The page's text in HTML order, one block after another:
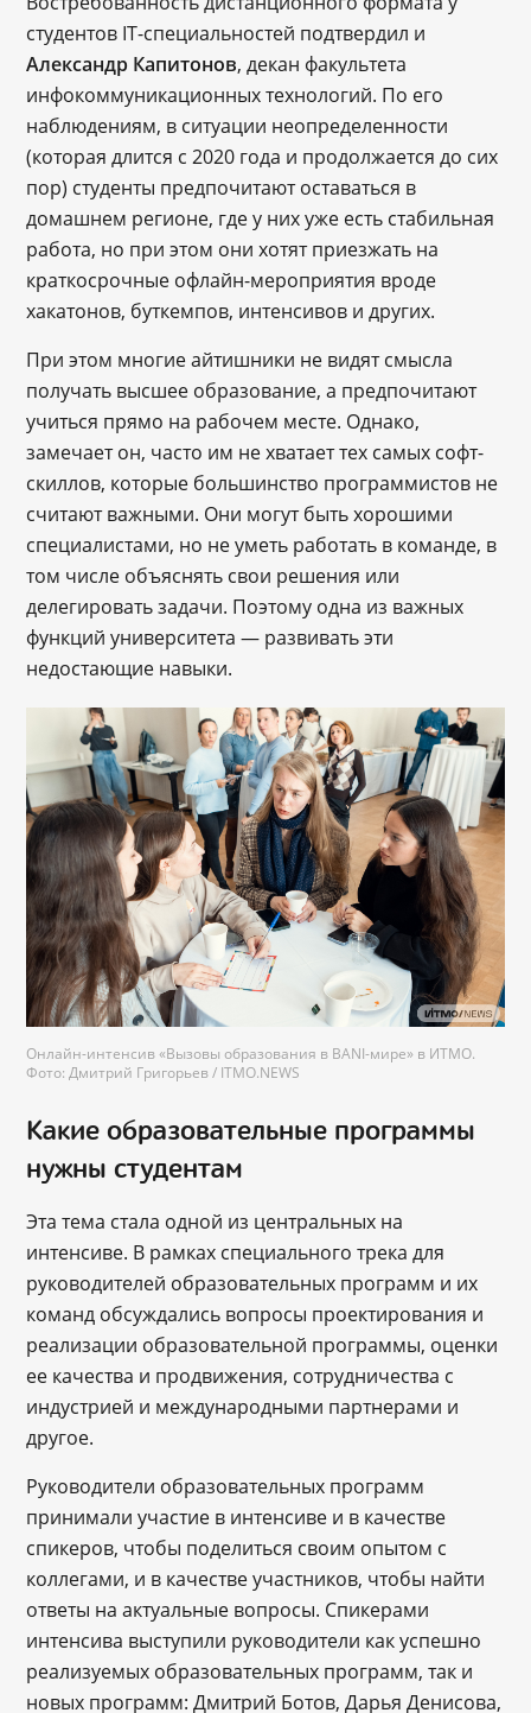
студентов IT-специальностей подтвердил и
Александр Капитонов, декан факультета
инфокоммуникационных технологий. По его
наблюдениям, в ситуации неопределенности
(которая длится с 2020 года и продолжается до сих
пор) студенты предпочитают оставаться в
домашнем регионе, где у них уже есть стабильная
работа, но при этом они хотят приезжать на
краткосрочные офлайн-мероприятия вроде
хакатонов, буткемпов, интенсивов и других.
При этом многие айтишники не видят смысла
получать высшее образование, а предпочитают
учиться прямо на рабочем месте. Однако,
замечает он, часто им не хватает тех самых софт-
скиллов, которые большинство программистов не
считают важными. Они могут быть хорошими
специалистами, но не уметь работать в команде, в
том числе объяснять свои решения или
делегировать задачи. Поэтому одна из важных
функций университета — развивать эти
недостающие навыки.
Онлайн-интенсив «Вызовы образования в BANI-мире» в ИТМО.
Фото: Дмитрий Григорьев / ITMO.NEWS
Какие образовательные программы
нужны студентам
Эта тема стала одной из центральных на
интенсиве. В рамках специального трека для
руководителей образовательных программ и их
команд обсуждались вопросы проектирования и
реализации образовательной программы, оценки
ее качества и продвижения, сотрудничества с
индустрией и международными партнерами и
другое.
Руководители образовательных программ
принимали участие в интенсиве и в качестве
спикеров, чтобы поделиться своим опытом с
коллегами, и в качестве участников, чтобы найти
ответы на актуальные вопросы. Спикерами
интенсива выступили руководители как успешно
реализуемых образовательных программ, так и
новых программ: Дмитрий Ботов, Дарья Денисова,